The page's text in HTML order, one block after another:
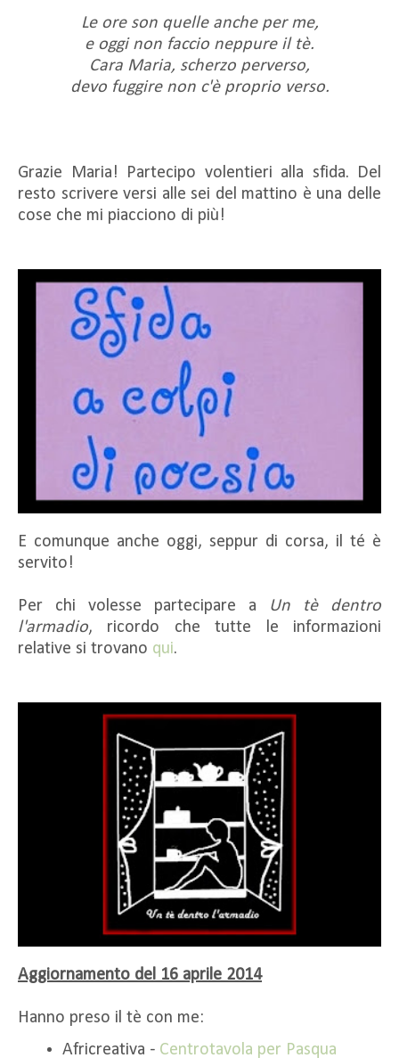
Le ore son quelle anche per me,
e oggi non faccio neppure il tè.
Cara Maria, scherzo perverso,
devo fuggire non c'è proprio verso.
Grazie Maria! Partecipo volentieri alla sfida. Del
resto scrivere versi alle sei del mattino è una delle
cose che mi piacciono di più!
E comunque anche oggi, seppur di corsa, il té è
servito!
Per chi volesse partecipare a Un tè dentro
l'armadio, ricordo che tutte le informazioni
relative si trovano qui.
Aggiornamento del 16 aprile 2014
Hanno preso il tè con me:
Africreativa - Centrotavola per Pasqua